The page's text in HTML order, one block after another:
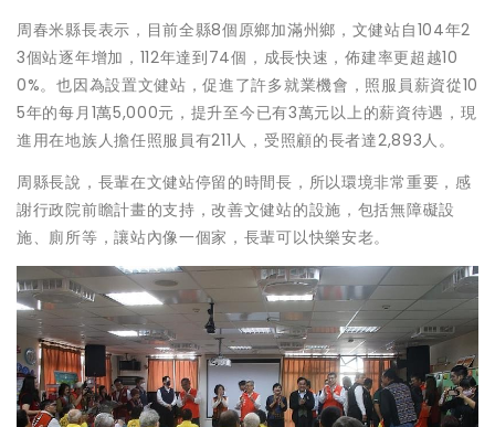
周春米縣長表示，目前全縣8個原鄉加滿州鄉，文健站自104年2
3個站逐年增加，112年達到74個，成長快速，佈建率更超越10
0%。也因為設置文健站，促進了許多就業機會，照服員薪資從10
5年的每月1萬5,000元，提升至今已有3萬元以上的薪資待遇，現
進用在地族人擔任照服員有211人，受照顧的長者達2,893人。
周縣長說，長輩在文健站停留的時間長，所以環境非常重要，感
謝行政院前瞻計畫的支持，改善文健站的設施，包括無障礙設
施、廁所等，讓站內像一個家，長輩可以快樂安老。